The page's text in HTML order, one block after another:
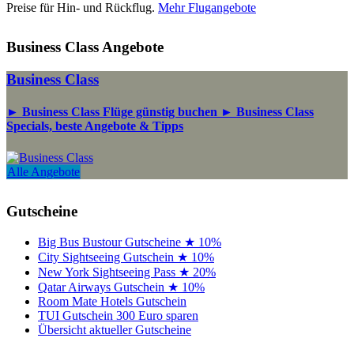
Preise für Hin- und Rückflug. Mehr Flugangebote
Business Class Angebote
Business Class
► Business Class Flüge günstig buchen ► Business Class
Specials, beste Angebote & Tipps
Alle Angebote
Gutscheine
Big Bus Bustour Gutscheine ★ 10%
City Sightseeing Gutschein ★ 10%
New York Sightseeing Pass ★ 20%
Qatar Airways Gutschein ★ 10%
Room Mate Hotels Gutschein
TUI Gutschein 300 Euro sparen
Übersicht aktueller Gutscheine